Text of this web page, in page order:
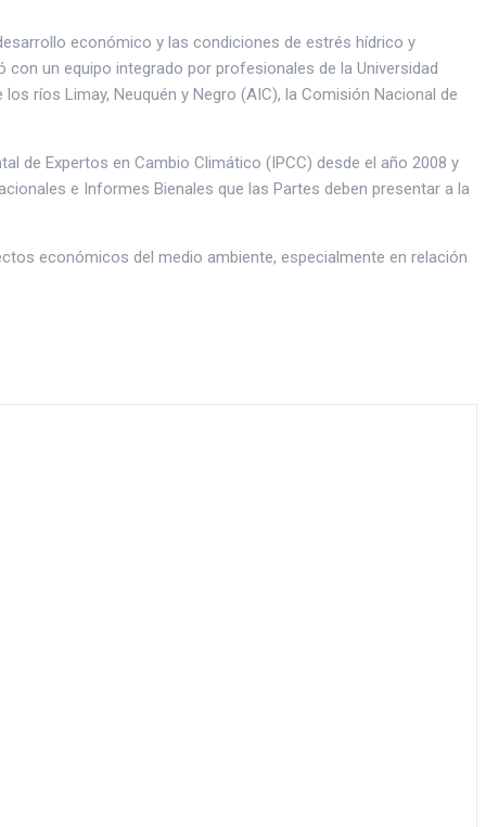
económico y las condiciones de estrés hídrico y
con un equipo integrado por profesionales de la Universidad
ríos Limay, Neuquén y Negro (AIC), la Comisión Nacional de
de Expertos en Cambio Climático (IPCC) desde el año 2008 y
e Informes Bienales que las Partes deben presentar a la
económicos del medio ambiente, especialmente en relación